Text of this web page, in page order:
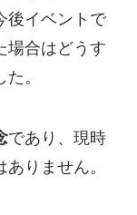
後イベントで
場合はどうす
。
であり、現時
りません。